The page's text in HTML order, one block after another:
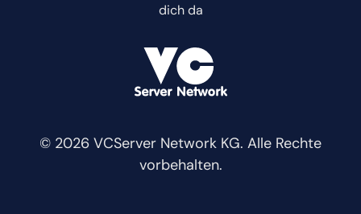
dich da
© 2026 VCServer Network KG. Alle Rechte
vorbehalten.